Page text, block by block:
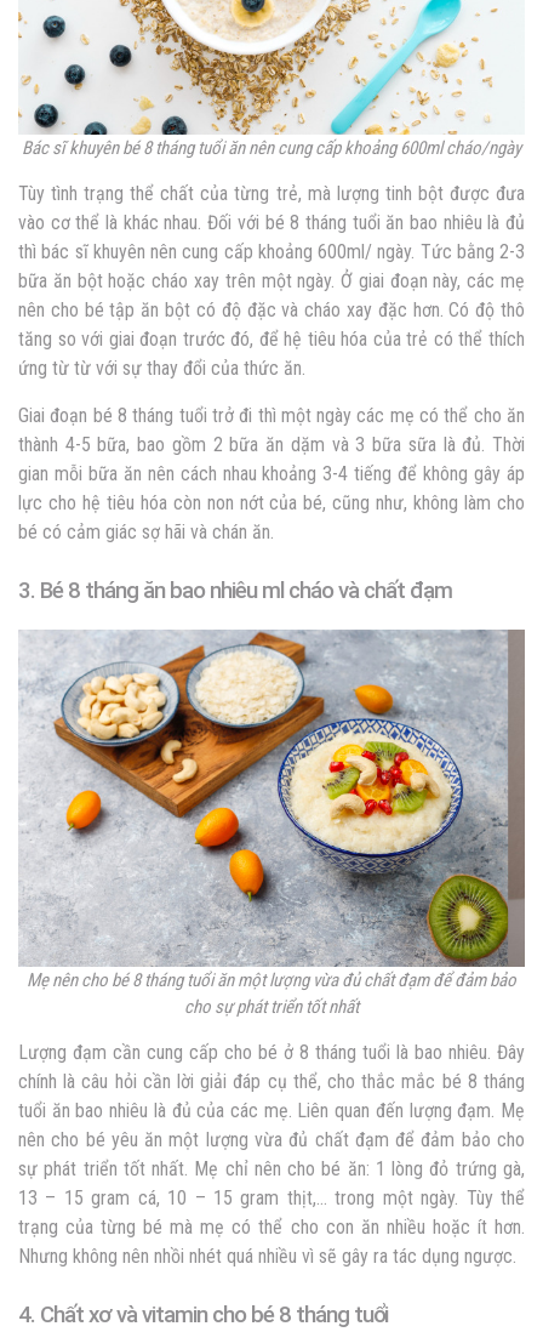
Bác sĩ khuyên bé 8 tháng tuổi ăn nên cung cấp khoảng 600ml cháo/ngày
Tùy tình trạng thể chất của từng trẻ, mà lượng tinh bột được đưa
vào cơ thể là khác nhau. Đối với bé 8 tháng tuổi ăn bao nhiêu là đủ
thì bác sĩ khuyên nên cung cấp khoảng 600ml/ ngày. Tức bằng 2-3
bữa ăn bột hoặc cháo xay trên một ngày. Ở giai đoạn này, các mẹ
nên cho bé tập ăn bột có độ đặc và cháo xay đặc hơn. Có độ thô
tăng so với giai đoạn trước đó, để hệ tiêu hóa của trẻ có thể thích
ứng từ từ với sự thay đổi của thức ăn.
Giai đoạn bé 8 tháng tuổi trở đi thì một ngày các mẹ có thể cho ăn
thành 4-5 bữa, bao gồm 2 bữa ăn dặm và 3 bữa sữa là đủ. Thời
gian mỗi bữa ăn nên cách nhau khoảng 3-4 tiếng để không gây áp
lực cho hệ tiêu hóa còn non nớt của bé, cũng như, không làm cho
bé có cảm giác sợ hãi và chán ăn.
3. Bé 8 tháng ăn bao nhiêu ml cháo và chất đạm
Mẹ nên cho bé 8 tháng tuổi ăn một lượng vừa đủ chất đạm để đảm bảo
cho sự phát triển tốt nhất
Lượng đạm cần cung cấp cho bé ở 8 tháng tuổi là bao nhiêu. Đây
chính là câu hỏi cần lời giải đáp cụ thể, cho thắc mắc bé 8 tháng
tuổi ăn bao nhiêu là đủ của các mẹ. Liên quan đến lượng đạm. Mẹ
nên cho bé yêu ăn một lượng vừa đủ chất đạm để đảm bảo cho
sự phát triển tốt nhất. Mẹ chỉ nên cho bé ăn: 1 lòng đỏ trứng gà,
13 – 15 gram cá, 10 – 15 gram thịt,… trong một ngày. Tùy thể
trạng của từng bé mà mẹ có thể cho con ăn nhiều hoặc ít hơn.
Nhưng không nên nhồi nhét quá nhiều vì sẽ gây ra tác dụng ngược.
4. Chất xơ và vitamin cho bé 8 tháng tuổi